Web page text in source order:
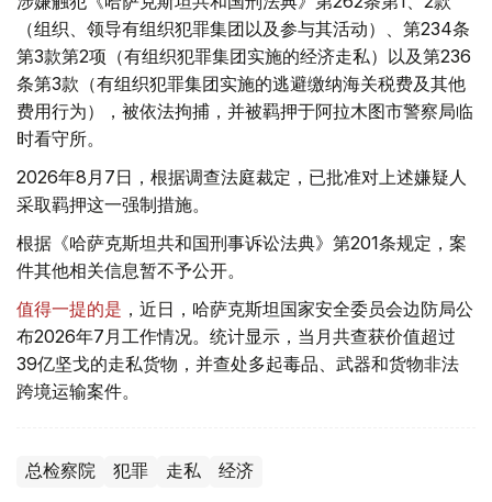
（组织、领导有组织犯罪集团以及参与其活动）、第234条
第3款第2项（有组织犯罪集团实施的经济走私）以及第236
条第3款（有组织犯罪集团实施的逃避缴纳海关税费及其他
费用行为），被依法拘捕，并被羁押于阿拉木图市警察局临
时看守所。
2026年8月7日，根据调查法庭裁定，已批准对上述嫌疑人
采取羁押这一强制措施。
根据《哈萨克斯坦共和国刑事诉讼法典》第201条规定，案
件其他相关信息暂不予公开。
值得一提的是 ，近日，哈萨克斯坦国家安全委员会边防局公
布2026年7月工作情况。统计显示，当月共查获价值超过
39亿坚戈的走私货物，并查处多起毒品、武器和货物非法
跨境运输案件。
总检察院 犯罪 走私 经济